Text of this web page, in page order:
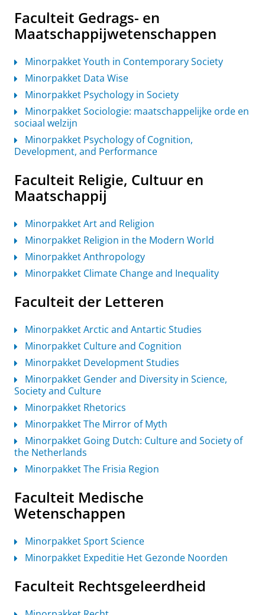
Faculteit Gedrags- en
Maatschappijwetenschappen
Minorpakket Youth in Contemporary Society
Minorpakket Data Wise
Minorpakket Psychology in Society
Minorpakket Sociologie: maatschappelijke orde en
sociaal welzijn
Minorpakket Psychology of Cognition,
Development, and Performance
Faculteit Religie, Cultuur en
Maatschappij
Minorpakket Art and Religion
Minorpakket Religion in the Modern World
Minorpakket Anthropology
Minorpakket Climate Change and Inequality
Faculteit der Letteren
Minorpakket Arctic and Antartic Studies
Minorpakket Culture and Cognition
Minorpakket Development Studies
Minorpakket Gender and Diversity in Science,
Society and Culture
Minorpakket Rhetorics
Minorpakket The Mirror of Myth
Minorpakket Going Dutch: Culture and Society of
the Netherlands
Minorpakket The Frisia Region
Faculteit Medische
Wetenschappen
Minorpakket Sport Science
Minorpakket Expeditie Het Gezonde Noorden
Faculteit Rechtsgeleerdheid